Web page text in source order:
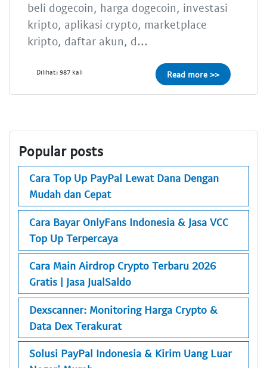
beli dogecoin, harga dogecoin, investasi
kripto, aplikasi crypto, marketplace
kripto, daftar akun, d...
Dilihat: 987 kali Read more >>
Popular posts
Cara Top Up PayPal Lewat Dana Dengan
Mudah dan Cepat
Cara Bayar OnlyFans Indonesia & Jasa VCC
Top Up Terpercaya
Cara Main Airdrop Crypto Terbaru 2026
Gratis | Jasa JualSaldo
Dexscanner: Monitoring Harga Crypto &
Data Dex Terakurat
Solusi PayPal Indonesia & Kirim Uang Luar